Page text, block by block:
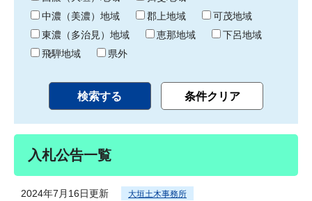
中濃（美濃）地域
郡上地域
可茂地域
東濃（多治見）地域
恵那地域
下呂地域
飛騨地域
県外
入札公告一覧
2024年7月16日更新 大垣土木事務所